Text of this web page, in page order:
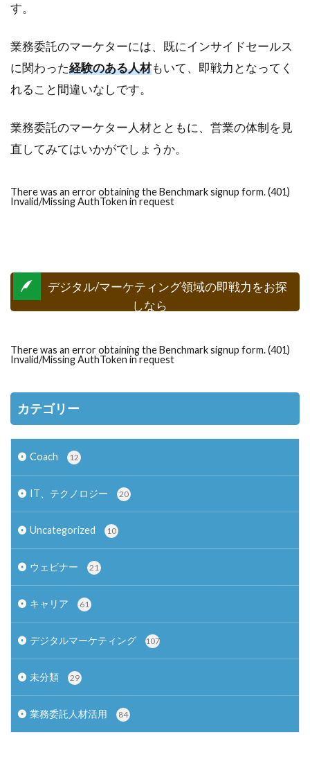
す。
業務委託のマーケターには、既にインサイドセールス
に関わった経験のある人材もいて、即戦力となってく
れること間違いなしです。
業務委託のマーケター人材とともに、営業の体制を見
直してみてはいかがでしょうか。
There was an error obtaining the Benchmark signup form. (401)
Invalid/Missing AuthToken in request
デジタル/マーケティング領域の即戦力をお探
しなら
There was an error obtaining the Benchmark signup form. (401)
Invalid/Missing AuthToken in request
カテゴリー
Coach 12
IT、テクノロジー 20
Uncategorized 10
ウェビナー 21
キャリア 61
デジタルマーケティング 107
未分類 29
業務委託人材活用 84